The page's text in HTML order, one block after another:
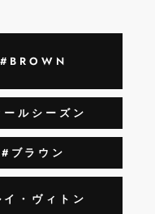
#BROWN
ルシーズン
#ブラウン
・ヴィトン